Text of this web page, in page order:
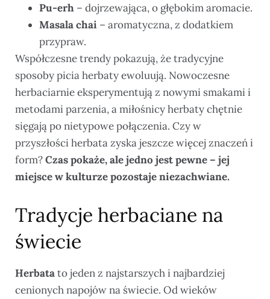
Pu-erh – dojrzewająca, o głębokim aromacie.
Masala chai – aromatyczna, z dodatkiem
przypraw.
Współczesne trendy pokazują, że tradycyjne
sposoby picia herbaty ewoluują. Nowoczesne
herbaciarnie eksperymentują z nowymi smakami i
metodami parzenia, a miłośnicy herbaty chętnie
sięgają po nietypowe połączenia. Czy w
przyszłości herbata zyska jeszcze więcej znaczeń i
form?Czas pokaże, ale jedno jest pewne – jej
miejsce w kulturze pozostaje niezachwiane.
Tradycje herbaciane na
świecie
Herbatato jeden z najstarszych i najbardziej
cenionych napojów na świecie. Od wieków